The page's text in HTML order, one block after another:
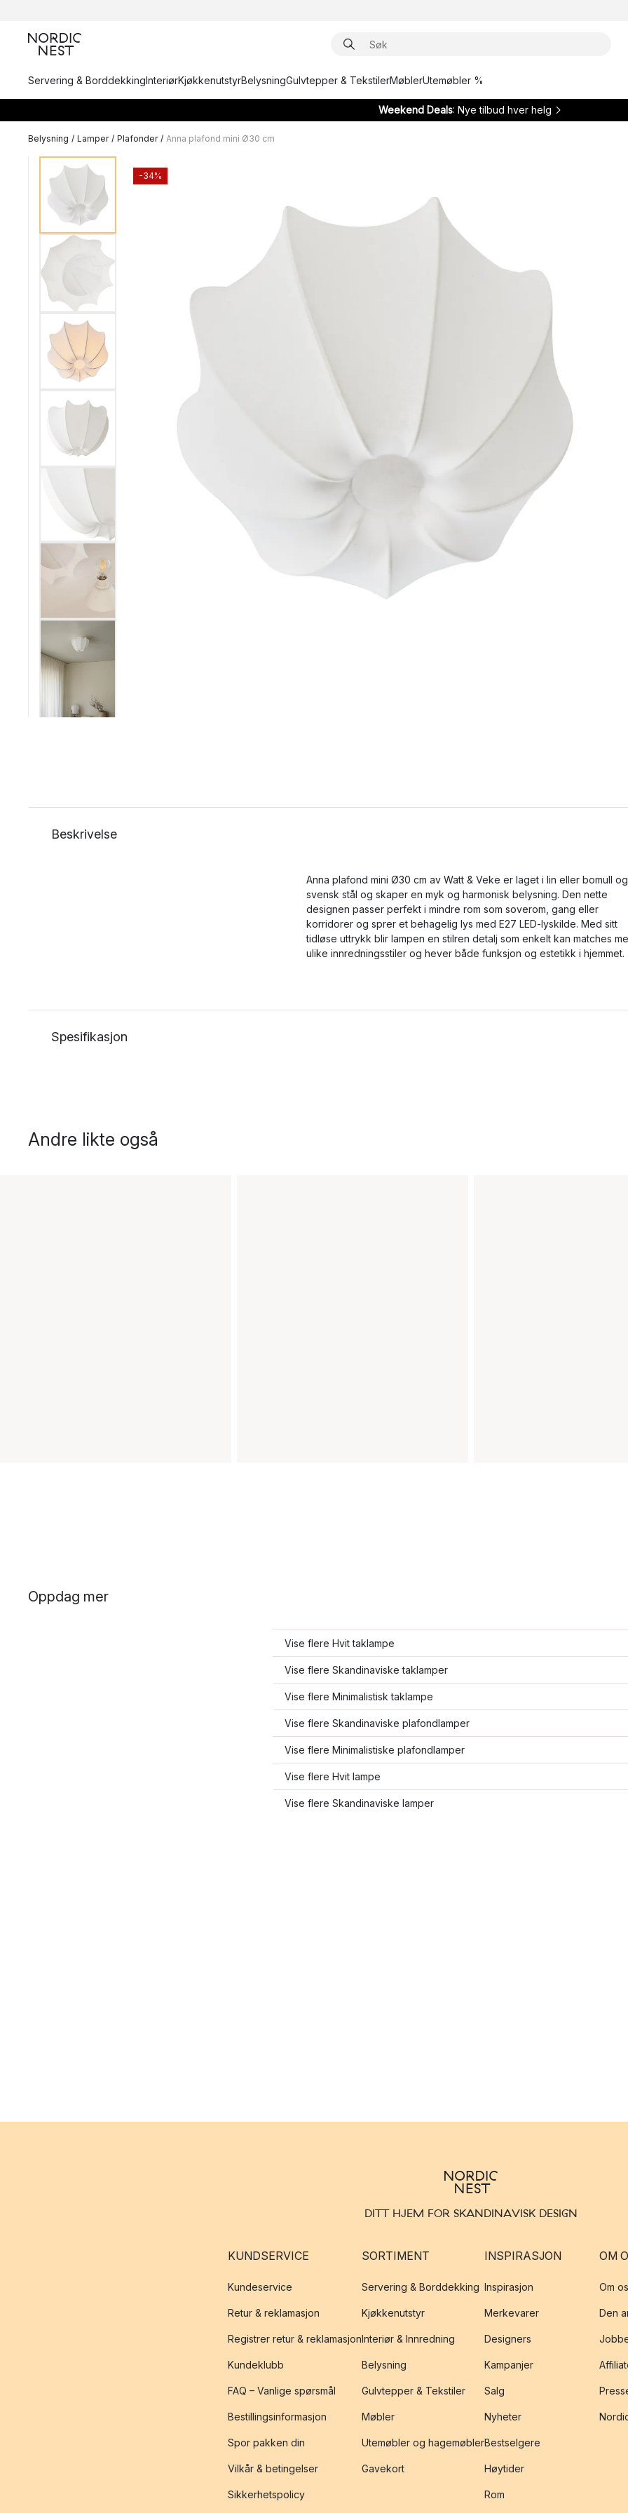
Servering & BorddekkingInteriørKjøkkenutstyrBelysningGulvtepper & TekstilerMøblerUtemøbler %
Weekend Deals: Nye tilbud hver helg
Belysning / Lamper / Plafonder / Anna plafond mini Ø30 cm
-34%
Beskrivelse
Anna plafond mini Ø30 cm av Watt & Veke er laget i lin eller bomull og
svensk stål og skaper en myk og harmonisk belysning. Den nette
designen passer perfekt i mindre rom som soverom, gang eller
korridorer og sprer et behagelig lys med E27 LED-lyskilde. Med sitt
tidløse uttrykk blir lampen en stilren detalj som enkelt kan matches
ulike innredningsstiler og hever både funksjon og estetikk i hjemmet.
Spesifikasjon
Andre likte også
Oppdag mer
Vise flere Hvit taklampe
Vise flere Skandinaviske taklamper
Vise flere Minimalistisk taklampe
Vise flere Skandinaviske plafondlamper
Vise flere Minimalistiske plafondlamper
Vise flere Hvit lampe
Vise flere Skandinaviske lamper
DITT HJEM FOR SKANDINAVISK DESIGN
KUNDSERVICE
Kundeservice
Retur & reklamasjon
Registrer retur & reklamasjon
Kundeklubb
FAQ – Vanlige spørsmål
Bestillingsinformasjon
Spor pakken din
Vilkår & betingelser
Sikkerhetspolicy
SORTIMENT
Servering & Borddekking
Kjøkkenutstyr
Interiør & Innredning
Belysning
Gulvtepper & Tekstiler
Møbler
Utemøbler og hagemøbler
Gavekort
INSPIRASJON
Inspirasjon
Merkevarer
Designers
Kampanjer
Salg
Nyheter
Bestselgere
Høytider
Rom
OM
Om
Den